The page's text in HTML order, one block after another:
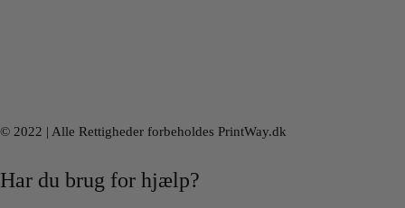
© 2022 | Alle Rettigheder forbeholdes PrintWay.dk
Har du brug for hjælp?